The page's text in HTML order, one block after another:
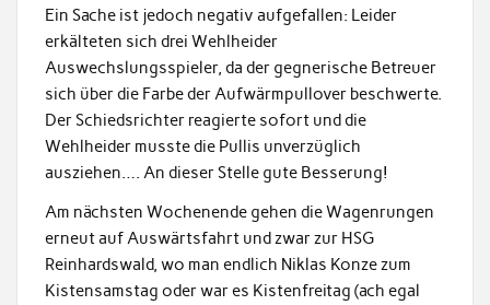
Ein Sache ist jedoch negativ aufgefallen: Leider
erkälteten sich drei Wehlheider
Auswechslungsspieler, da der gegnerische Betreuer
sich über die Farbe der Aufwärmpullover beschwerte.
Der Schiedsrichter reagierte sofort und die
Wehlheider musste die Pullis unverzüglich
ausziehen…. An dieser Stelle gute Besserung!
Am nächsten Wochenende gehen die Wagenrungen
erneut auf Auswärtsfahrt und zwar zur HSG
Reinhardswald, wo man endlich Niklas Konze zum
Kistensamstag oder war es Kistenfreitag (ach egal